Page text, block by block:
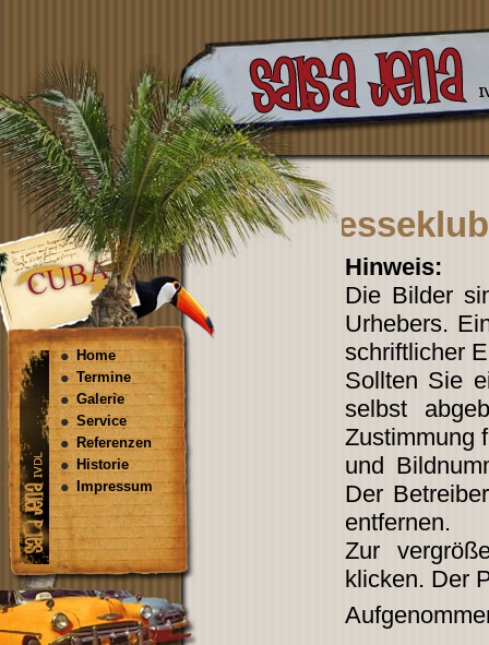
Home
Termine
Galerie
Service
Referenzen
Historie
Impressum
Hinweis:
Die Bilder
Urhebers.
schriftlicher
Sollten Sie
selbst
Zustimmung
und
Der
entfernen.
Zur
klicken. Der